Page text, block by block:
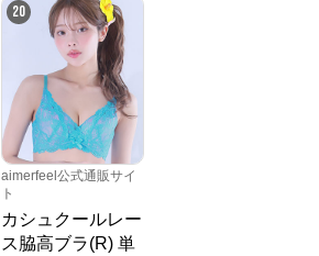
20
aimerfeel公式通販サイ
ト
カシュクールレー
ス脇高ブラ(R) 単